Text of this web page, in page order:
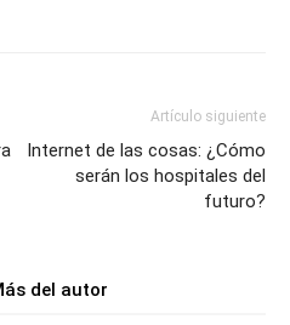
Artículo siguiente
Internet de las cosas: ¿Cómo
serán los hospitales del
futuro?
del autor